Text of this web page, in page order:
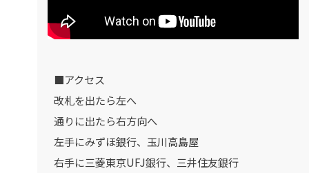
■アクセス
改札を出たら左へ
通りに出たら右方向へ
左手にみずほ銀行、玉川高島屋
右手に三菱東京UFJ銀行、三井住友銀行